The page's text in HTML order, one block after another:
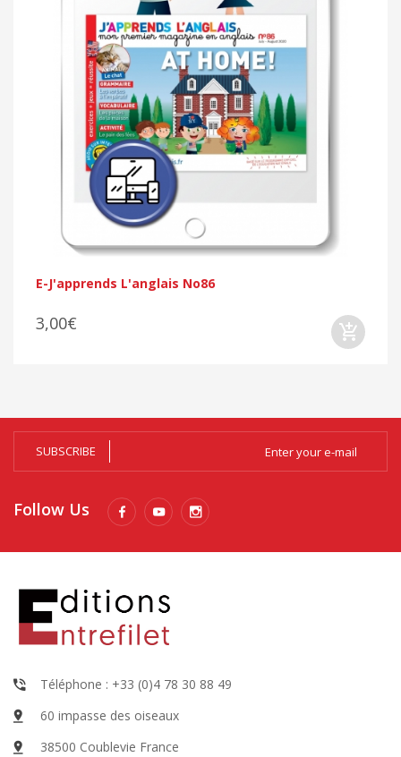
E-J'apprends L'anglais No86
3,00€
SUBSCRIBE
Follow Us
Téléphone : +33 (0)4 78 30 88 49
60 impasse des oiseaux
38500 Coublevie France